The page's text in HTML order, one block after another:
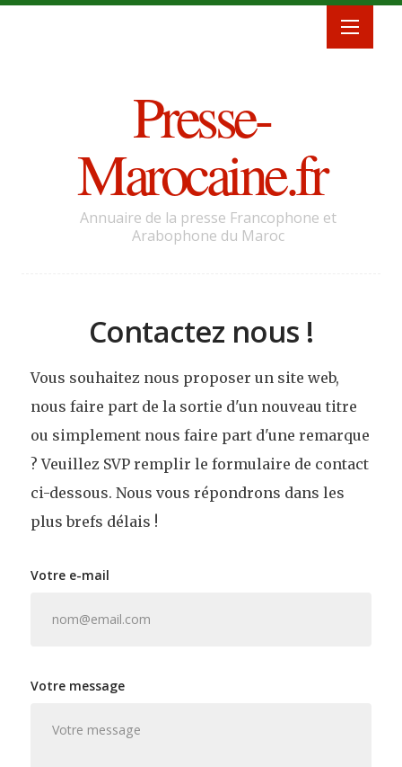
Presse-
Marocaine.fr
Annuaire de la presse Francophone et
Arabophone du Maroc
Contactez nous !
Vous souhaitez nous proposer un site web,
nous faire part de la sortie d'un nouveau titre
ou simplement nous faire part d'une remarque
? Veuillez SVP remplir le formulaire de contact
ci-dessous. Nous vous répondrons dans les
plus brefs délais !
Votre e-mail
Votre message